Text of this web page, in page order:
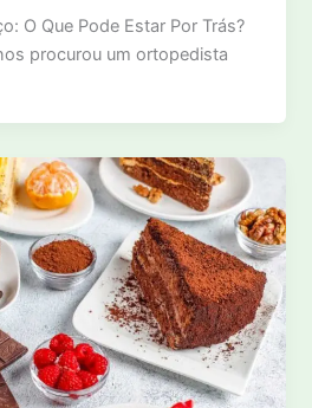
O Que Pode Estar Por Trás?
procurou um ortopedista